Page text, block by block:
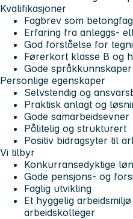
Kvalifikasjoner
Fagbrev som
Erfaring fra anleggs-
God forståelse for
Førerkort klasse B og
Gode
Personlige egenskaper
Selvstendig og
Praktisk anlagt og
Gode samarbeidsevner
Pålitelig og strukturert
Positiv bidragsyter til
Vi tilbyr
Konkurransedyktige
Gode pensjons- og
Faglig utvikling
Et hyggelig
arbeidskolleger